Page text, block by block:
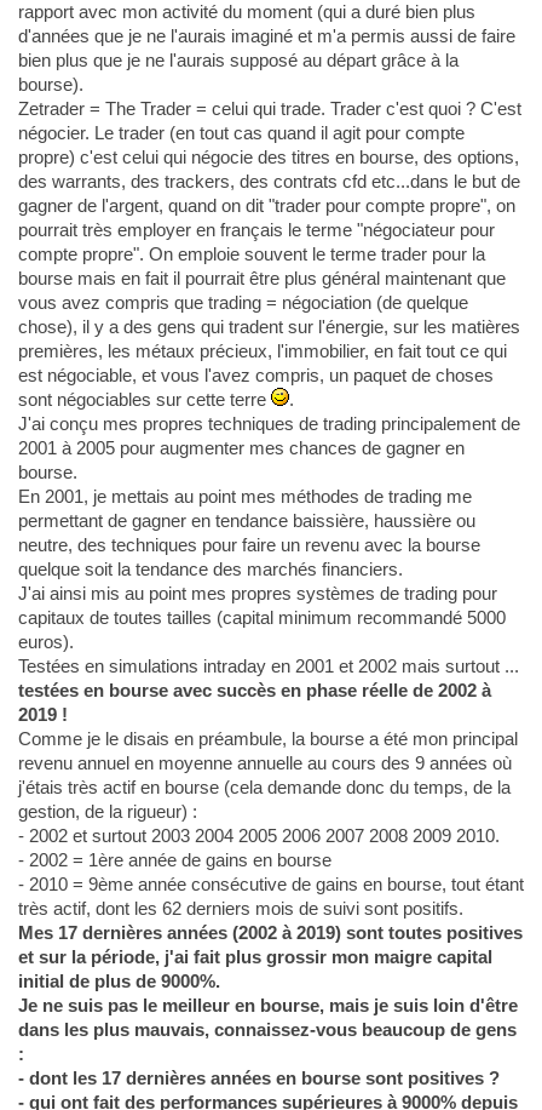
rapport avec mon activité du moment (qui a duré bien plus
d'années que je ne l'aurais imaginé et m'a permis aussi de faire
bien plus que je ne l'aurais supposé au départ grâce à la
bourse).
Zetrader = The Trader = celui qui trade. Trader c'est quoi ? C'est
négocier. Le trader (en tout cas quand il agit pour compte
propre) c'est celui qui négocie des titres en bourse, des options,
des warrants, des trackers, des contrats cfd etc...dans le but de
gagner de l'argent, quand on dit "trader pour compte propre", on
pourrait très employer en français le terme "négociateur pour
compte propre". On emploie souvent le terme trader pour la
bourse mais en fait il pourrait être plus général maintenant que
vous avez compris que trading = négociation (de quelque
chose), il y a des gens qui tradent sur l'énergie, sur les matières
premières, les métaux précieux, l'immobilier, en fait tout ce qui
est négociable, et vous l'avez compris, un paquet de choses
sont négociables sur cette terre
.
J'ai conçu mes propres techniques de trading principalement de
2001 à 2005 pour augmenter mes chances de gagner en
bourse.
En 2001, je mettais au point mes méthodes de trading me
permettant de gagner en tendance baissière, haussière ou
neutre, des techniques pour faire un revenu avec la bourse
quelque soit la tendance des marchés financiers.
J'ai ainsi mis au point mes propres systèmes de trading pour
capitaux de toutes tailles (capital minimum recommandé 5000
euros).
Testées en simulations intraday en 2001 et 2002 mais surtout ...
testées en bourse avec succès en phase réelle de 2002 à
2019 !
Comme je le disais en préambule, la bourse a été mon principal
revenu annuel en moyenne annuelle au cours des 9 années où
j'étais très actif en bourse (cela demande donc du temps, de la
gestion, de la rigueur) :
- 2002 et surtout 2003 2004 2005 2006 2007 2008 2009 2010.
- 2002 = 1ère année de gains en bourse
- 2010 = 9ème année consécutive de gains en bourse, tout étant
très actif, dont les 62 derniers mois de suivi sont positifs.
Mes 17 dernières années (2002 à 2019) sont toutes positives
et sur la période, j'ai fait plus grossir mon maigre capital
initial de plus de 9000%.
Je ne suis pas le meilleur en bourse, mais je suis loin d'être
dans les plus mauvais, connaissez-vous beaucoup de gens
:
- dont les 17 dernières années en bourse sont positives ?
- qui ont fait des performances supérieures à 9000% depuis